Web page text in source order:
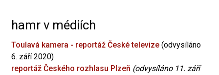
hamr v médiích
Toulavá kamera - reportáž České televize (odvysíláno
6. září 2020)
reportáž Českého rozhlasu Plzeň (odvysíláno 11. září